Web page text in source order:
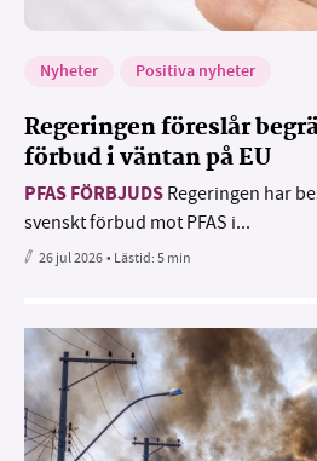
Nyheter Positiva nyheter
Regeringen föreslår
förbud i väntan på EU
PFAS FÖRBJUDS Regeringen har
svenskt förbud mot PFAS i...
26 jul 2026• Lästid:5 min